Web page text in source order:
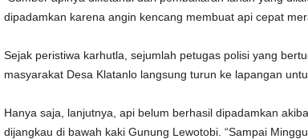
dipadamkan karena angin kencang membuat api cepat
Sejak peristiwa karhutla, sejumlah petugas polisi yang
masyarakat Desa Klatanlo langsung turun ke lapangan
Hanya saja, lanjutnya, api belum berhasil dipadamkan
dijangkau di bawah kaki Gunung Lewotobi. “Sampai